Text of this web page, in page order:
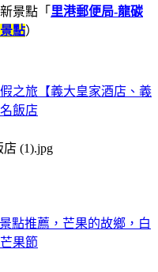
景點「 里港郵便局-龍碳
點）
之旅【義大皇家酒店、義
飯店
點推薦，芒果的故鄉，白
果節